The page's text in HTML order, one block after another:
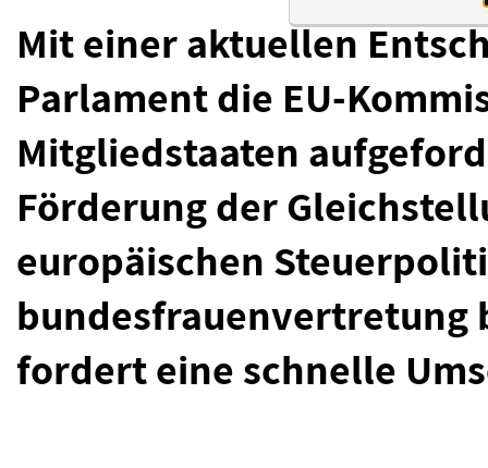
Mit einer aktuellen
Parlament die EU-
Mitgliedstaaten
Förderung der
europäischen
bundesfrauenvertretung
fordert eine schnelle